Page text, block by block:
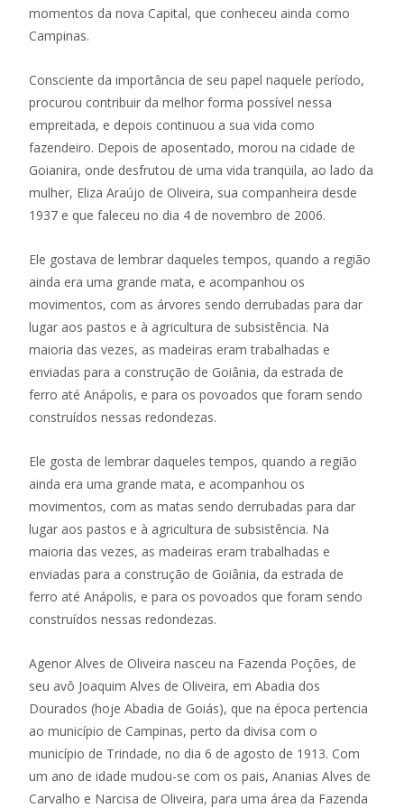
momentos da nova Capital, que conheceu ainda como
Campinas.
Consciente da importância de seu papel naquele período,
procurou contribuir da melhor forma possível nessa
empreitada, e depois continuou a sua vida como
fazendeiro. Depois de aposentado, morou na cidade de
Goianira, onde desfrutou de uma vida tranqüila, ao lado da
mulher, Eliza Araújo de Oliveira, sua companheira desde
1937 e que faleceu no dia 4 de novembro de 2006.
Ele gostava de lembrar daqueles tempos, quando a região
ainda era uma grande mata, e acompanhou os
movimentos, com as árvores sendo derrubadas para dar
lugar aos pastos e à agricultura de subsistência. Na
maioria das vezes, as madeiras eram trabalhadas e
enviadas para a construção de Goiânia, da estrada de
ferro até Anápolis, e para os povoados que foram sendo
construídos nessas redondezas.
Ele gosta de lembrar daqueles tempos, quando a região
ainda era uma grande mata, e acompanhou os
movimentos, com as matas sendo derrubadas para dar
lugar aos pastos e à agricultura de subsistência. Na
maioria das vezes, as madeiras eram trabalhadas e
enviadas para a construção de Goiânia, da estrada de
ferro até Anápolis, e para os povoados que foram sendo
construídos nessas redondezas.
Agenor Alves de Oliveira nasceu na Fazenda Poções, de
seu avô Joaquim Alves de Oliveira, em Abadia dos
Dourados (hoje Abadia de Goiás), que na época pertencia
ao município de Campinas, perto da divisa com o
município de Trindade, no dia 6 de agosto de 1913. Com
um ano de idade mudou-se com os pais, Ananias Alves de
Carvalho e Narcisa de Oliveira, para uma área da Fazenda